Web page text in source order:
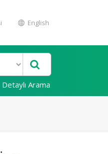
English
Detaylı Arama